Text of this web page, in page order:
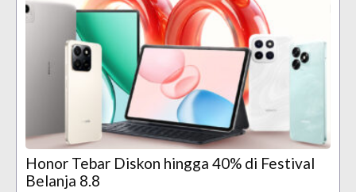
Honor Tebar Diskon hingga 40% di Festival
Belanja 8.8